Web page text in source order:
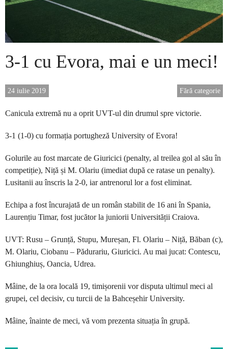
3-1 cu Evora, mai e un meci!
Fără categorie
24 iulie 2019
Canicula extremă nu a oprit UVT-ul din drumul spre victorie.
3-1 (1-0) cu formația portugheză University of Evora!
Golurile au fost marcate de Giuricici (penalty, al treilea gol al său în
competiție), Niță și M. Olariu (imediat după ce ratase un penalty).
Lusitanii au înscris la 2-0, iar antrenorul lor a fost eliminat.
Echipa a fost încurajată de un român stabilit de 16 ani în Spania,
Laurențiu Timar, fost jucător la juniorii Universității Craiova.
UVT: Rusu – Grunță, Stupu, Mureșan, Fl. Olariu – Niță, Băban (c),
M. Olariu, Ciobanu – Pădurariu, Giuricici. Au mai jucat: Contescu,
Ghiunghiuș, Oancia, Udrea.
Mâine, de la ora locală 19, timișorenii vor disputa ultimul meci al
grupei, cel decisiv, cu turcii de la Bahceșehir University.
Mâine, înainte de meci, vă vom prezenta situația în grupă.